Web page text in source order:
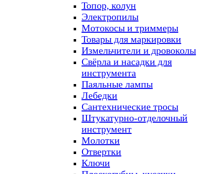
Топор, колун
Электропилы
Мотокосы и триммеры
Товары для маркировки
Измельчители и дровоколы
Свёрла и насадки для
инструмента
Паяльные лампы
Лебедки
Сантехнические тросы
Штукатурно-отделочный
инструмент
Молотки
Отвертки
Ключи